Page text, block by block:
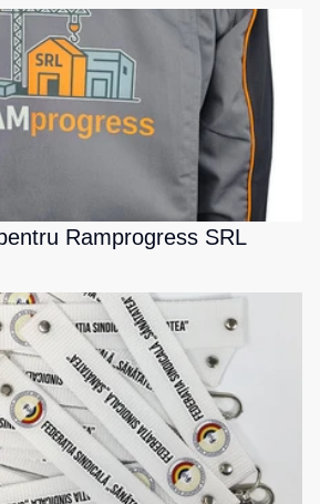
Ramprogress SRL